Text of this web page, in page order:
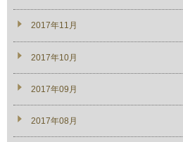
2017年11月
2017年10月
2017年09月
2017年08月